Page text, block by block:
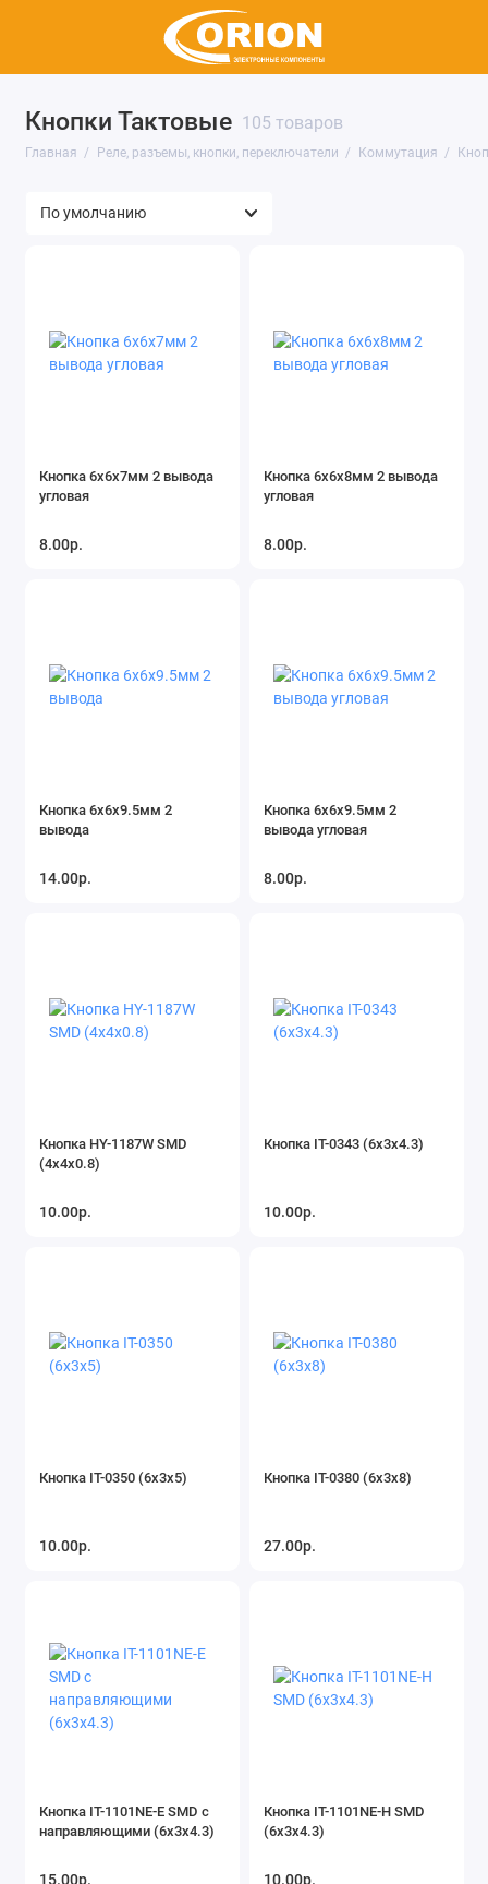
Кнопки Тактовые 105 товаров
Главная Реле, разъемы, кнопки, переключатели Коммутация
Коммутация
Кнопка 6х6х7мм 2 вывода
угловая
8.00р.
Кнопка 6х6х8мм 2 вывода
угловая
8.00р.
Кнопка 6х6х9.5мм 2
вывода
14.00р.
Кнопка 6х6х9.5мм 2
вывода угловая
8.00р.
Кнопка HY-1187W SMD
(4х4х0.8)
10.00р.
Кнопка IT-0343 (6x3x4.3)
10.00р.
Кнопка IT-0350 (6x3x5)
10.00р.
Кнопка IT-0380 (6x3x8)
27.00р.
Кнопка IT-1101NE-E SMD с
направляющими (6х3х4.3)
15.00р.
Кнопка IT-1101NE-H SMD
(6х3х4.3)
10.00р.